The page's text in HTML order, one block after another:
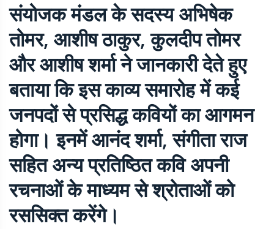
संयोजक मंडल के सदस्य अभिषेक
तोमर, आशीष ठाकुर, कुलदीप तोमर
और आशीष शर्मा ने जानकारी देते हुए
बताया कि इस काव्य समारोह में कई
जनपदों से प्रसिद्ध कवियों का आगमन
होगा। इनमें आनंद शर्मा, संगीता राज
सहित अन्य प्रतिष्ठित कवि अपनी
रचनाओं के माध्यम से श्रोताओं को
रससिक्त करेंगे।